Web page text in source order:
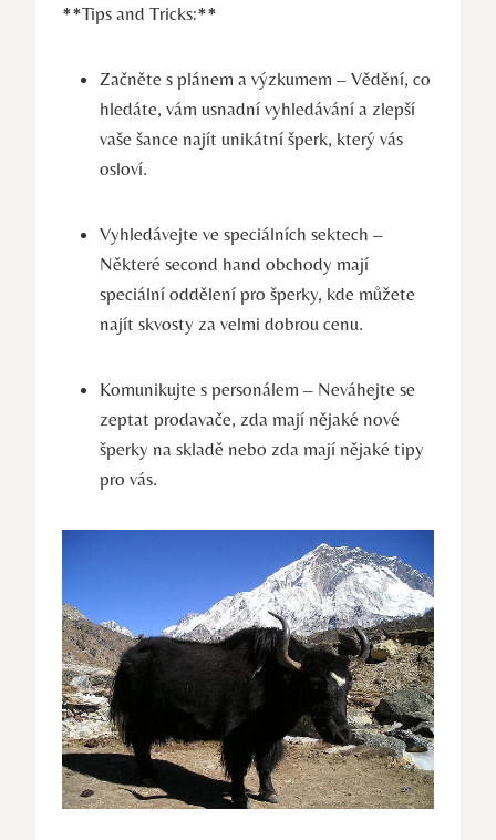
**Tips and Tricks:**
Začněte s plánem a výzkumem – Vědění, co
hledáte, vám usnadní vyhledávání a zlepší
vaše šance najít unikátní šperk, který vás
osloví.
Vyhledávejte ve speciálních sektech –
Některé second hand obchody mají
speciální oddělení pro šperky, kde můžete
najít skvosty za velmi dobrou cenu.
Komunikujte s personálem – Neváhejte se
zeptat prodavače, zda mají nějaké nové
šperky na skladě nebo zda mají nějaké tipy
pro vás.